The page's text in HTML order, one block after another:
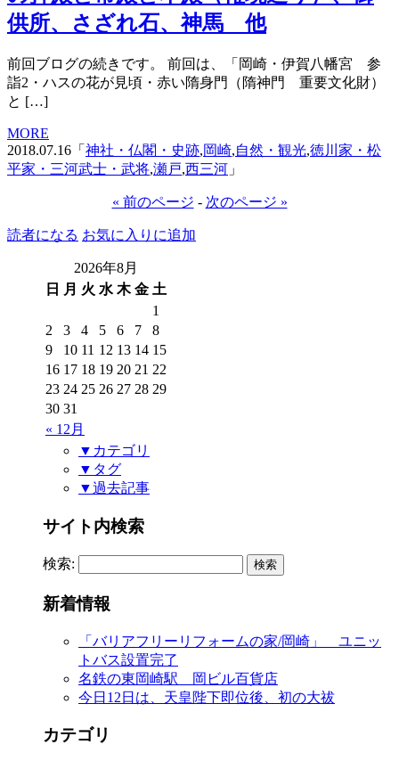
供所、さざれ石、神馬 他
前回ブログの続きです。 前回は、「岡崎・伊賀八幡宮 参
詣2・ハスの花が見頃・赤い隋身門（隋神門 重要文化財）
と […]
MORE
2018.07.16「 神社・仏閣・史跡,岡崎,自然・観光,徳川家・松
平家・三河武士・武将,瀬戸,西三河 」
« 前のページ - 次のページ »
読者になる お気に入りに追加
2026年8月
日
月 火 水 木 金 土
« 12月
1
2
3 4 5 6 7
8
9
10 11 12 13 14 15
16 17 18 19 20 21 22
23 24 25 26 27 28 29
30 31
▼カテゴリ
▼タグ
▼過去記事
サイト内検索
検索:
新着情報
「バリアフリーリフォームの家/岡崎」 ユニッ
トバス設置完了
名鉄の東岡崎駅 岡ビル百貨店
今日12日は、天皇陛下即位後、初の大祓
カテゴリ